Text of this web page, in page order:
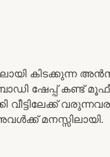
കിടക്കുന്ന
ഷേപ്പ് കണ്ട്
മനസ്സിലായി.